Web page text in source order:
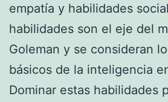
empatía y habilidades
habilidades son el eje del
Goleman y se consideran
básicos de la inteligencia
Dominar estas habilidades